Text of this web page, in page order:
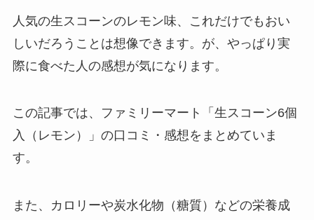
人気の生スコーンのレモン味、これだけでもおい
しいだろうことは想像できます。が、やっぱり実
際に食べた人の感想が気になります。
この記事では、ファミリーマート「生スコーン6個
入（レモン）」の口コミ・感想をまとめていま
す。
また、カロリーや炭水化物（糖質）などの栄養成